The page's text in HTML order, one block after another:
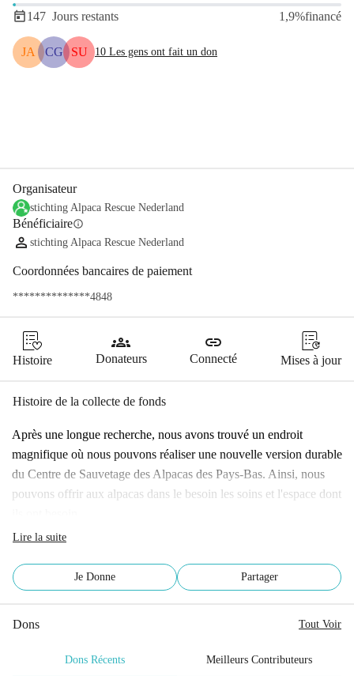
147 Jours restants 1,9%financé
JA CG SU 10 Les gens ont fait un don
Organisateur
stichting Alpaca Rescue Nederland
Bénéficiaireinfo
stichting Alpaca Rescue Nederland
Coordonnées bancaires de paiement
**************4848
Histoire
groups
Donateurs
link
Connecté Mises à jour
Histoire de la collecte de fonds
Après une longue recherche, nous avons trouvé un endroit
magnifique où nous pouvons réaliser une nouvelle version durable
du Centre de Sauvetage des Alpacas des Pays-Bas. Ainsi, nous
pouvons offrir aux alpacas dans le besoin les soins et l'espace dont
Mais avant que les alpacas sauvés puissent explorer les nouveaux
le faire seuls. C'est pourquoi nous collectons autant d'argent que
possible pour réaliser la construction et l'aménagement des
Lire la suite
Je Donne Partager
Dons Tout Voir
Dons Récents Meilleurs Contributeurs